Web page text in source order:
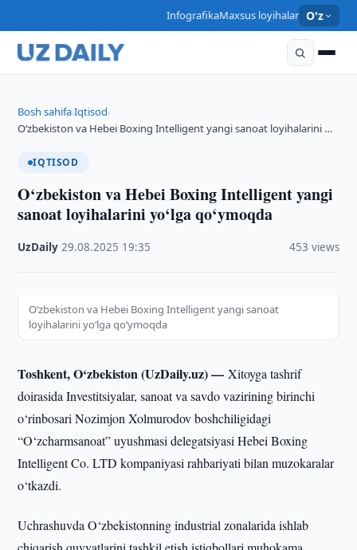
InfografikaMaxsus loyihalar O'z
Bosh sahifa›Iqtisod›
O‘zbekiston va Hebei Boxing Intelligent yangi sanoat loyihalarini …
IQTISOD
O‘zbekiston va Hebei Boxing Intelligent yangi
sanoat loyihalarini yo‘lga qo‘ymoqda
UzDaily ·29.08.2025 19:35 453 views
O‘zbekiston va Hebei Boxing Intelligent yangi sanoat
loyihalarini yo‘lga qo‘ymoqda
Toshkent, O‘zbekiston (UzDaily.uz) —Xitoyga tashrif
doirasida Investitsiyalar, sanoat va savdo vazirining birinchi
o‘rinbosari Nozimjon Xolmurodov boshchiligidagi
“O‘zcharmsanoat” uyushmasi delegatsiyasi Hebei Boxing
Intelligent Co. LTD kompaniyasi rahbariyati bilan muzokaralar
o‘tkazdi.
Uchrashuvda O‘zbekistonning industrial zonalarida ishlab